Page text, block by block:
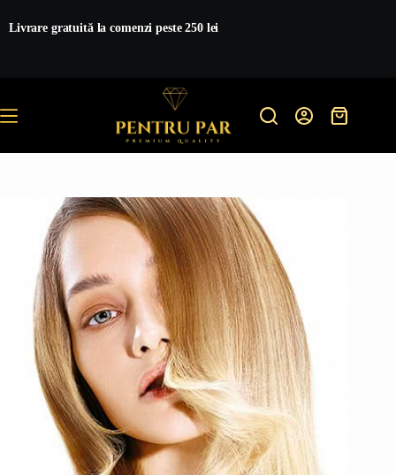
Livrare gratuită la comenzi peste 250 lei
Coș
cumpărături